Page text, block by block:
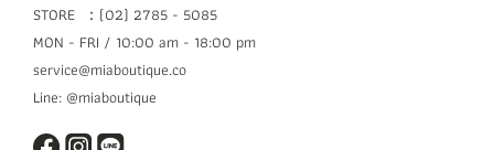
STORE ：(02) 2785 - 5085
MON - FRI / 10:00 am - 18:00 pm
service@miaboutique.co
Line: @miaboutique